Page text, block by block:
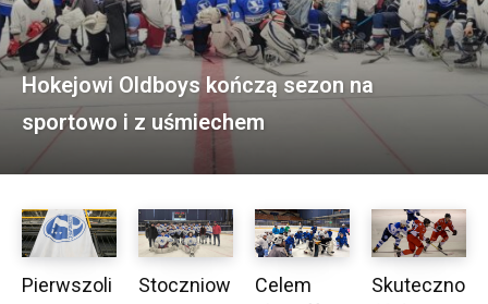
Hokejowi Oldboys kończą sezon na
sportowo i z uśmiechem
Pierwszoli
Stoczniow
Celem
Skuteczno